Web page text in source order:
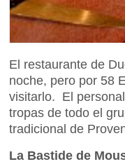
El restaurante de
noche, pero por 58
visitarlo. El
tropas de todo el
tradicional de
La Bastide de